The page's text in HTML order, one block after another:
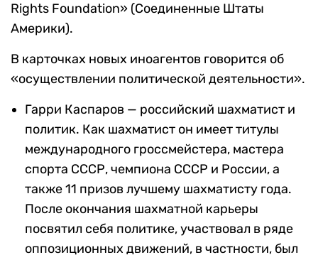
Rights Foundation» (Соединенные Штаты
Америки).
В карточках новых иноагентов говорится об
«осуществлении политической деятельности».
Гарри Каспаров — российский шахматист и
политик. Как шахматист он имеет титулы
международного гроссмейстера, мастера
спорта СССР, чемпиона СССР и России, а
также 11 призов лучшему шахматисту года.
После окончания шахматной карьеры
посвятил себя политике, участвовал в ряде
оппозиционных движений, в частности, был